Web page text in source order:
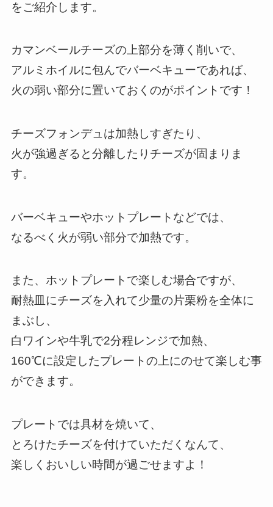
をご紹介します。
カマンベールチーズの上部分を薄く削いで、
アルミホイルに包んでバーベキューであれば、
火の弱い部分に置いておくのがポイントです！
チーズフォンデュは加熱しすぎたり、
火が強過ぎると分離したりチーズが固まりま
す。
バーベキューやホットプレートなどでは、
なるべく火が弱い部分で加熱です。
また、ホットプレートで楽しむ場合ですが、
耐熱皿にチーズを入れて少量の片栗粉を全体に
まぶし、
白ワインや牛乳で2分程レンジで加熱、
160℃に設定したプレートの上にのせて楽しむ事
ができます。
プレートでは具材を焼いて、
とろけたチーズを付けていただくなんて、
楽しくおいしい時間が過ごせますよ！